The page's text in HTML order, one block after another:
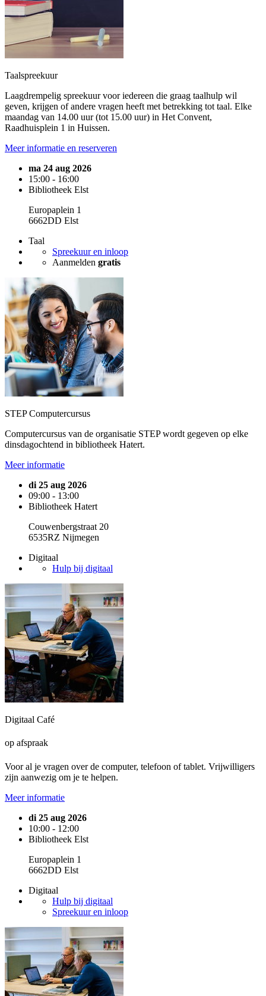
Taalspreekuur
Laagdrempelig spreekuur voor iedereen die graag taalhulp wil
geven, krijgen of andere vragen heeft met betrekking tot taal. Elke
maandag van 14.00 uur (tot 15.00 uur) in Het Convent,
Raadhuisplein 1 in Huissen.
Meer informatie en reserveren
ma 24 aug 2026
15:00 - 16:00
Bibliotheek Elst
Europaplein 1
6662DD Elst
Taal
Spreekuur en inloop
Aanmelden gratis
STEP Computercursus
Computercursus van de organisatie STEP wordt gegeven op elke
dinsdagochtend in bibliotheek Hatert.
Meer informatie
di 25 aug 2026
09:00 - 13:00
Bibliotheek Hatert
Couwenbergstraat 20
6535RZ Nijmegen
Digitaal
Hulp bij digitaal
Digitaal Café
op afspraak
Voor al je vragen over de computer, telefoon of tablet. Vrijwilligers
zijn aanwezig om je te helpen.
Meer informatie
di 25 aug 2026
10:00 - 12:00
Bibliotheek Elst
Europaplein 1
6662DD Elst
Digitaal
Hulp bij digitaal
Spreekuur en inloop